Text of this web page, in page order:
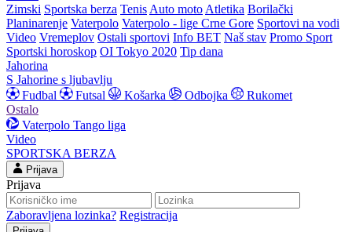
Zimski Sportska berza Tenis Auto moto Atletika Borilački
Planinarenje Vaterpolo Vaterpolo - lige Crne Gore Sportovi na vodi
Video Vremeplov Ostali sportovi Info BET Naš stav Promo Sport
Sportski horoskop OI Tokyo 2020 Tip dana
Jahorina
S Jahorine s ljubavlju
Fudbal
Futsal Košarka Odbojka
Rukomet
Ostalo
Vaterpolo Tango liga
Video
SPORTSKA BERZA
Prijava
Prijava
Zaboravljena lozinka? Registracija